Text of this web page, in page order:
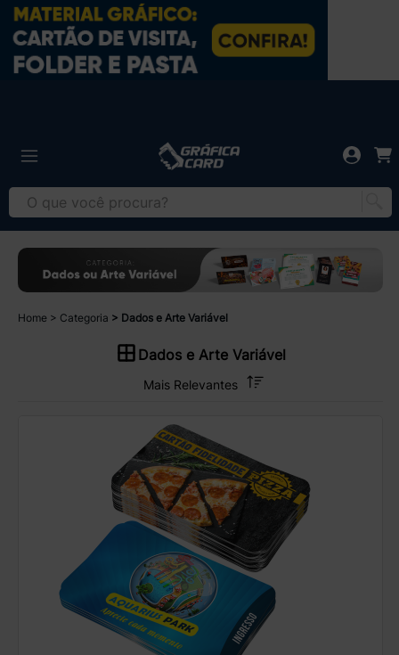
Home Categoria Dados e Arte Variável
Dados e Arte Variável